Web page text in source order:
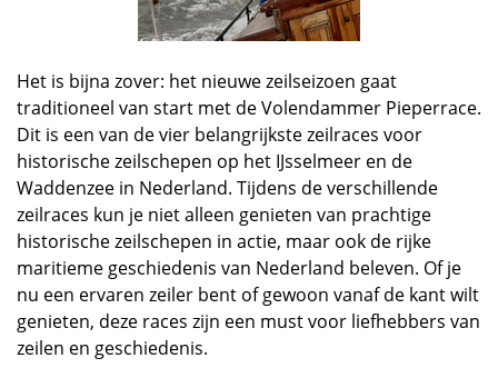
Het is bijna zover: het nieuwe zeilseizoen gaat
traditioneel van start met de Volendammer Pieperrace.
Dit is een van de vier belangrijkste zeilraces voor
historische zeilschepen op het IJsselmeer en de
Waddenzee in Nederland. Tijdens de verschillende
zeilraces kun je niet alleen genieten van prachtige
historische zeilschepen in actie, maar ook de rijke
maritieme geschiedenis van Nederland beleven. Of je
nu een ervaren zeiler bent of gewoon vanaf de kant wilt
genieten, deze races zijn een must voor liefhebbers van
zeilen en geschiedenis.